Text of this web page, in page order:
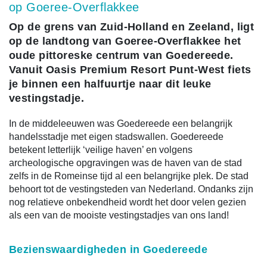
op Goeree-Overflakkee
Op de grens van Zuid-Holland en Zeeland, ligt
op de landtong van Goeree-Overflakkee het
oude pittoreske centrum van Goedereede.
Vanuit Oasis Premium Resort Punt-West fiets
je binnen een halfuurtje naar dit leuke
vestingstadje.
In de middeleeuwen was Goedereede een belangrijk
handelsstadje met eigen stadswallen. Goedereede
betekent letterlijk ‘veilige haven’ en volgens
archeologische opgravingen was de haven van de stad
zelfs in de Romeinse tijd al een belangrijke plek. De stad
behoort tot de vestingsteden van Nederland. Ondanks zijn
nog relatieve onbekendheid wordt het door velen gezien
als een van de mooiste vestingstadjes van ons land!
Bezienswaardigheden in Goedereede